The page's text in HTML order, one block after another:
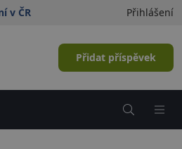
v ČR Přihlášení
Přidat příspěvek